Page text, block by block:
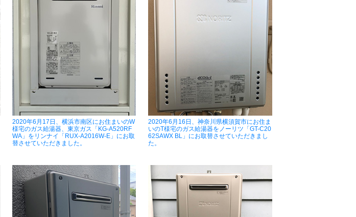
2020年6月17日、横浜市南区にお住まいのW
様宅のガス給湯器、東京ガス「KG-A520RF
WA」をリンナイ「RUX-A2016W-E」にお取
替させていただきました。
2020年6月16日、神奈川県横須賀市にお住ま
いのT様宅のガス給湯器をノーリツ「GT-C20
62SAWX BL」にお取替させていただきまし
た。